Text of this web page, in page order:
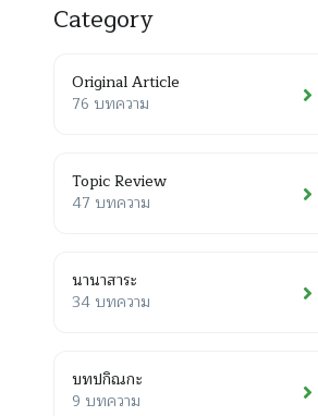
Category
Original Article
76 บทความ
Topic Review
47 บทความ
นานาสาระ
34 บทความ
บทปกิณกะ
9 บทความ